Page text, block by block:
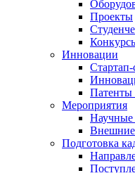
Проекты
Инновации
Стартап-
Патенты
Мероприятия
Внешние
Подготовка